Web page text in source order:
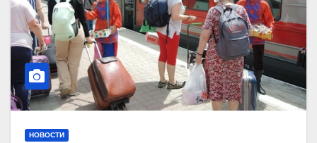
НОВОСТИ